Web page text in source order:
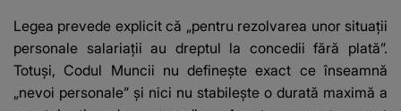
Legea prevede explicit că „pentru rezolvarea unor situații
personale salariații au dreptul la concedii fără plată”.
Totuși, Codul Muncii nu definește exact ce înseamnă
„nevoi personale” și nici nu stabilește o durată maximă a